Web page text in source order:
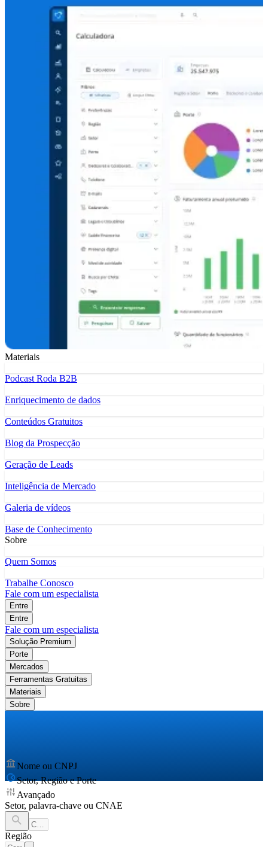
Materiais
Podcast Roda B2B
Enriquecimento de dados
Conteúdos Gratuitos
Blog da Prospecção
Geração de Leads
Inteligência de Mercado
Galeria de vídeos
Base de Conhecimento
Sobre
Quem Somos
Trabalhe Conosco
Fale com um especialista
Entre
Entre
Fale com um especialista
Solução Premium
Porte
Mercados
Ferramentas Gratuitas
Materiais
Sobre
Nome ou CNPJ
Setor, Região e Porte
Avançado
Setor, palavra-chave ou CNAE
Região